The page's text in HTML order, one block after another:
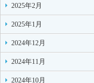
2025年2月
2025年1月
2024年12月
2024年11月
2024年10月